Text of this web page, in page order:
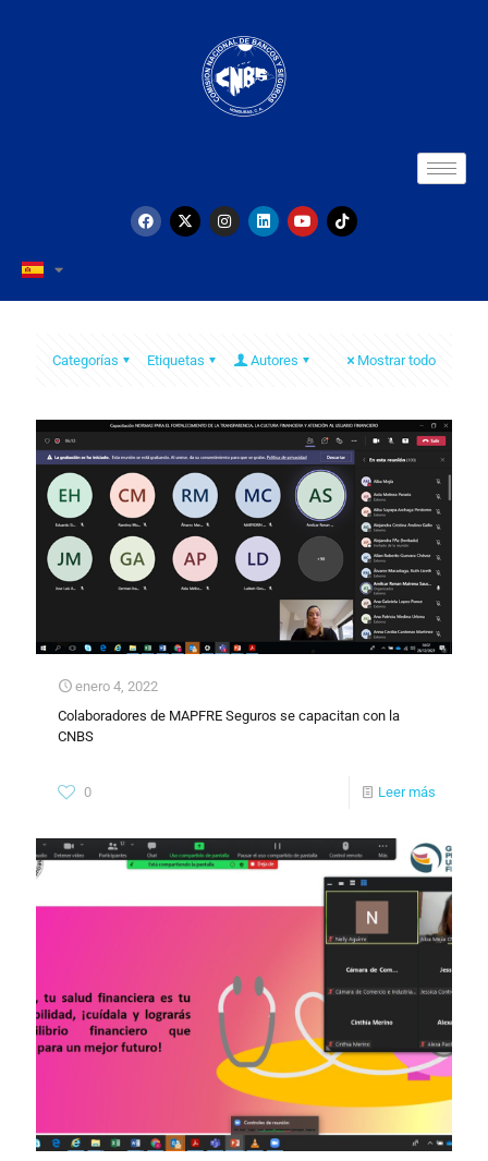
Categorías Etiquetas Autores Mostrar todo
enero 4, 2022
Colaboradores de MAPFRE Seguros se capacitan con la
CNBS
0 Leer más